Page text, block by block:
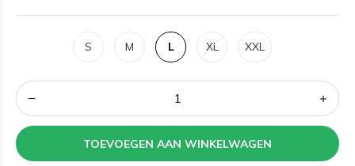
S M L XL XXL
TOEVOEGEN AAN WINKELWAGEN